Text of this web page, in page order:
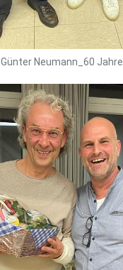
Günter Neumann_60 Jahre